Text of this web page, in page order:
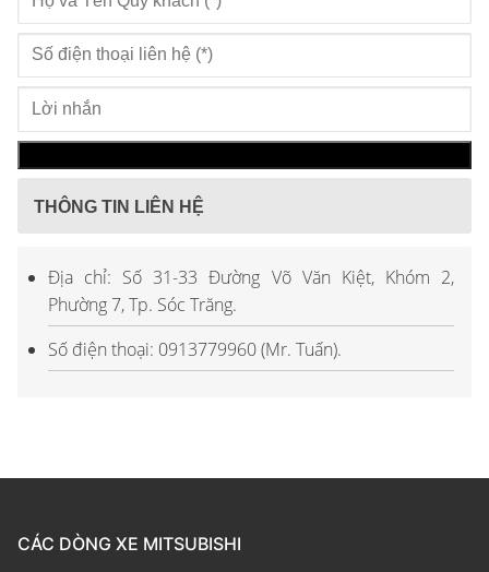
THÔNG TIN LIÊN HỆ
Địa chỉ: Số 31-33 Đường Võ Văn Kiệt, Khóm 2,
Phường 7, Tp. Sóc Trăng.
Số điện thoại: 0913779960 (Mr. Tuấn).
CÁC DÒNG XE MITSUBISHI